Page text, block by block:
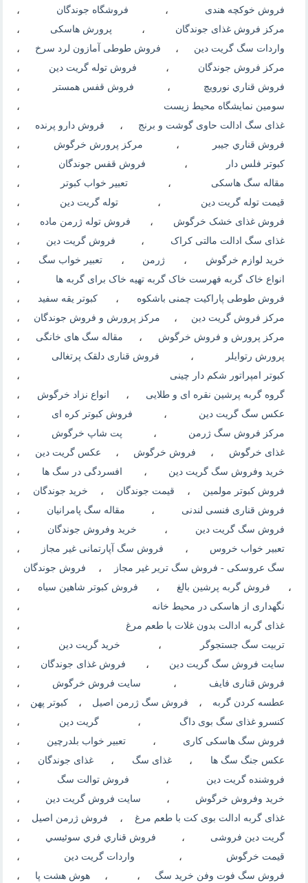
فروش خوکچه هندی ، فروشگاه جوندگان ،
مرکز فروش غذای جوندگان ، پرورش هاسکی ،
واردات سگ گریت دین ، فروش طوطی آمازون لرد سرخ ،
مرکز فروش جوندگان ، فروش توله گریت دین ،
فروش قناري نورويچ ، فروش قفس همستر ،
سومین نمایشگاه محیط زیست ،
غذای سگ ادالت حاوی گوشت و برنج ، فروش دارو پرنده ،
فروش قناري جيبر ، مرکز پرورش خرگوش ،
کبوتر فلس دار ، فروش قفس جوندگان ،
مقاله سگ هاسکی ، تعبیر خواب کبوتر ،
قیمت توله گریت دین ، توله گریت دین ،
فروش غذای خشک خرگوش ، فروش توله ژرمن ماده ،
غذای سگ ادالت مالتی کراک ، فروش گریت دین ،
خرید لوازم خرگوش ، ژرمن ، تعبیر خواب سگ ،
انواع خاک گربه فهرست خاک گربه تهیه خاک برای گربه ها ،
فروش طوطی پاراکیت چمنی باشکوه ، کبوتر یقه سفید ،
مرکز فروش گریت دین ، مرکز پرورش و فروش جوندگان ،
مرکز پرورش و فروش خرگوش ، مقاله سگ های خانگی ،
پرورش رتوایلر ، فروش قناری دلقک پرتغالی ،
کبوتر امپراتور شکم دار چینی ،
گروه گربه پرشین نقره ای و طلایی ، انواع نزاد خرگوش ،
عکس سگ گریت دین ، فروش کبوتر کره ای ،
مرکز فروش سگ ژرمن ، پت شاپ خرگوش ،
غذای خرگوش ، فروش خرگوش ، عکس گریت دین ،
خرید وفروش سگ گریت دین ، افسردگی در سگ ها ،
فروش کبوتر مولمین ، قیمت جوندگان ، خرید جوندگان ،
فروش قناری فنسی لندنی ، مقاله سگ پامرانیان ،
فروش سگ گریت دین ، خرید وفروش جوندگان ،
تعبیر خواب خروس ، فروش سگ آپارتمانی غیر مجاز ،
سگ عروسکی - فروش سگ تریر غیر مجاز ، فروش جوندگان
، فروش گربه پرشین بالغ ، فروش کبوتر شاهین سیاه ،
نگهداری از هاسکی در محیط خانه ،
غذای گربه ادالت بدون غلات با طعم مرغ ،
تربیت سگ جستجوگر ، خرید گریت دین ،
سایت فروش سگ گریت دین ، فروش غذای جوندگان ،
فروش قناری فایف ، سایت فروش خرگوش ،
عطسه کردن گربه ، فروش سگ ژرمن اصیل ، کبوتر پهن ،
کنسرو غذای سگ بوی داگ ، گریت دین ،
فروش سگ هاسکی کاری ، تعبیر خواب بلدرچین ،
عکس جنگ سگ ها ، غذای سگ ، غذای جوندگان ،
فروشنده گریت دین ، فروش توالت سگ ،
خرید وفروش خرگوش ، سایت فروش گریت دین ،
غذای گربه ادالت بوی کت با طعم مرغ ، فروش ژرمن اصیل ،
گریت دین فروشی ، فروش قناري فري سوئيسي ،
قیمت خرگوش ، واردات گریت دین ،
فروش سگ فوت وفن خرید سگ ، ، هوش هشت پا ،